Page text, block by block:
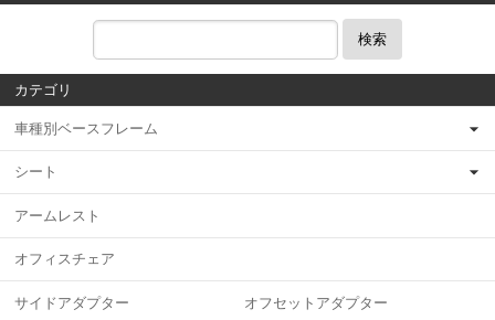
検索
カテゴリ
車種別ベースフレーム
シート
アームレスト
オフィスチェア
サイドアダプター オフセットアダプター